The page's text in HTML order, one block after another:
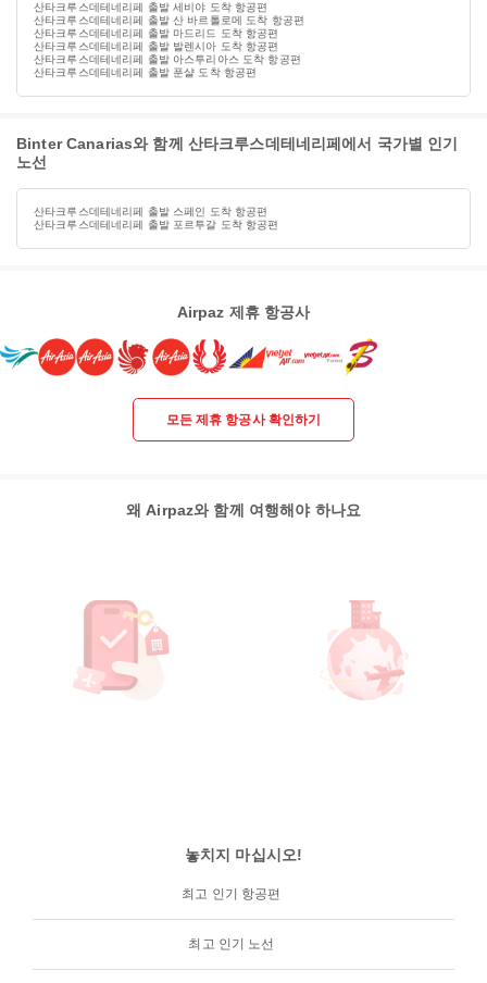
산타크루스데테네리페 출발 세비야 도착 항공편
산타크루스데테네리페 출발 산 바르톨로메 도착 항공편
산타크루스데테네리페 출발 마드리드 도착 항공편
산타크루스데테네리페 출발 발렌시아 도착 항공편
산타크루스데테네리페 출발 아스투리아스 도착 항공편
산타크루스데테네리페 출발 푼샬 도착 항공편
Binter Canarias와 함께 산타크루스데테네리페에서 국가별 인기
노선
산타크루스데테네리페 출발 스페인 도착 항공편
산타크루스데테네리페 출발 포르투갈 도착 항공편
Airpaz 제휴 항공사
모든 제휴 항공사 확인하기
왜 Airpaz와 함께 여행해야 하나요
놓치지 마십시오!
최고 인기 항공편
최고 인기 노선